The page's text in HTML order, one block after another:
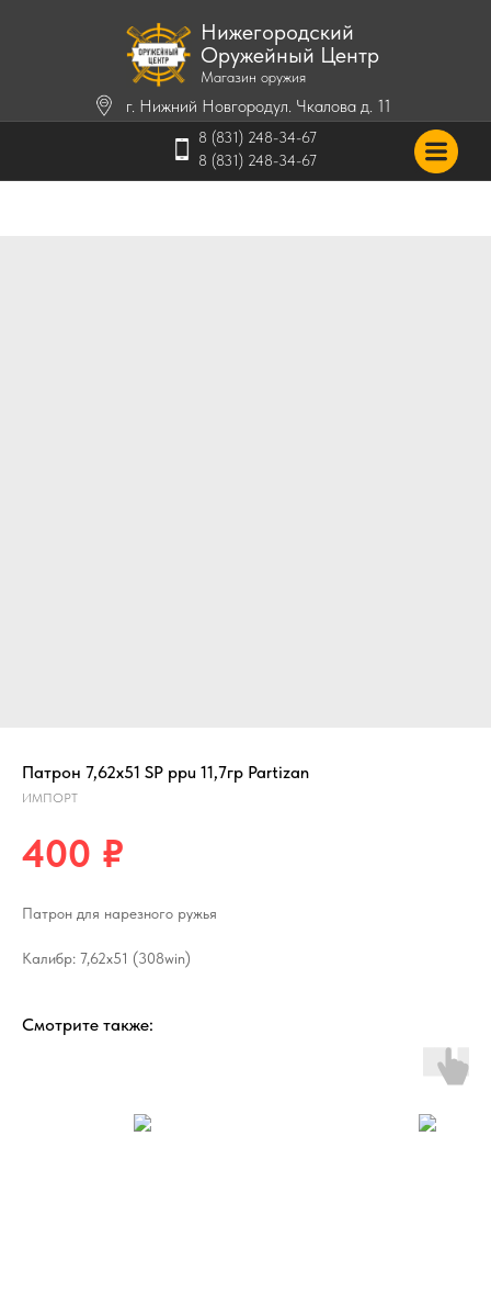
Нижегородский
Оружейный Центр
Магазин оружия
8 (831) 248-34-67
8 (831) 248-34-67
г. Нижний Новгородул. Чкалова д. 11
Патрон 7,62х51 SP ppu 11,7гр Partizan
ИМПОРТ
400 ₽
Патрон для нарезного ружья
Калибр: 7,62х51 (308win)
Смотрите также: